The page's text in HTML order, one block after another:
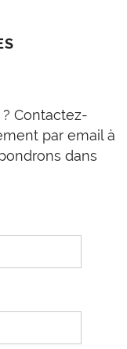
Contactez-
par email à
dans